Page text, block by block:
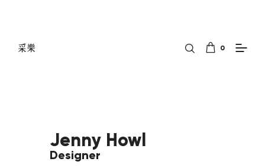
0
Jenny Howl
Designer